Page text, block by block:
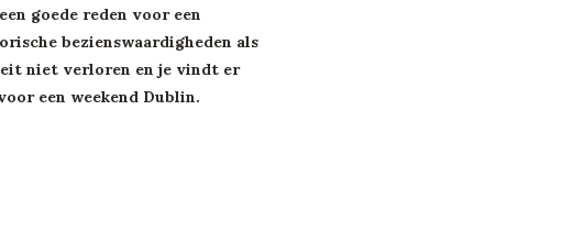
goede reden voor een
bezienswaardigheden als
niet verloren en je vindt er
een weekend Dublin.